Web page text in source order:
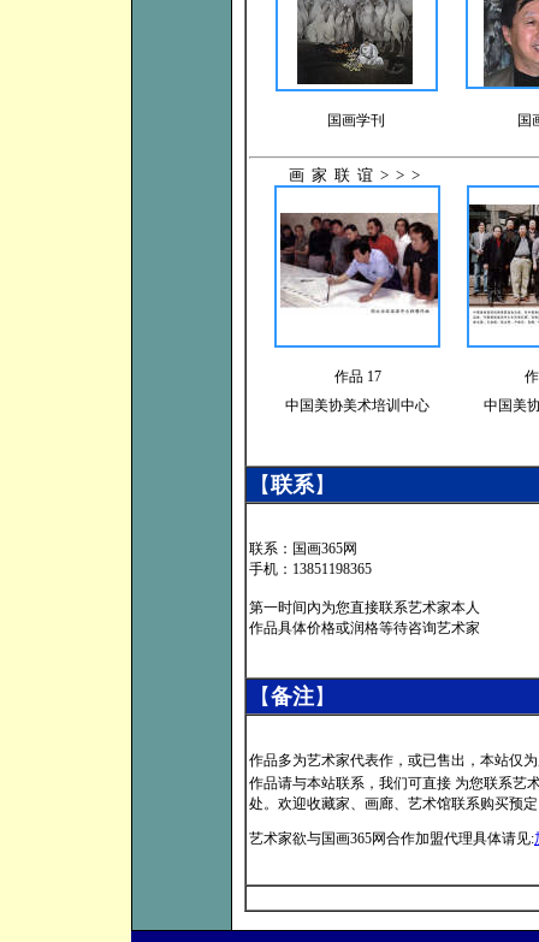
国画学刊 国
画家联谊>>>
作品 17
中国美协美术培训中心
中国美
【联系】
联系：国画365网
手机：13851198365
第一时间內为您直接联系艺术家本人
作品具体价格或润格等待咨询艺术家
【备注】
作品多为艺术家代表作，或已售出，本站仅
作品请与本站联系，我们可直接 为您联系艺
处。欢迎收藏家、画廊、艺术馆联系购买预
艺术家欲与国画365网合作加盟代理具体请见: